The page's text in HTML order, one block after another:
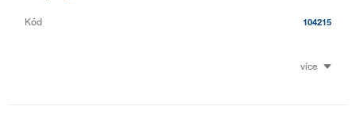
Kód 104215
více